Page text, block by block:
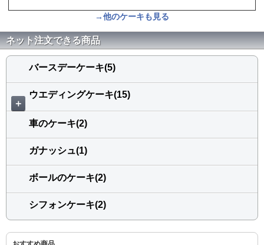
→他のケーキも見る
ネット注文できる商品
バースデーケーキ(5)
＋
ウエディングケーキ(15)
車のケーキ(2)
ガナッシュ(1)
ボールのケーキ(2)
シフォンケーキ(2)